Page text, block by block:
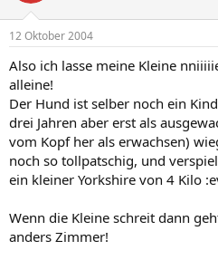
12 Oktober 2004
Also ich lasse meine Kleine
alleine!
Der Hund ist selber noch ein
drei Jahren aber erst als
vom Kopf her als erwachsen)
noch so tollpatschig, und
ein kleiner Yorkshire von 4 Kilo
Wenn die Kleine schreit dann
anders Zimmer!